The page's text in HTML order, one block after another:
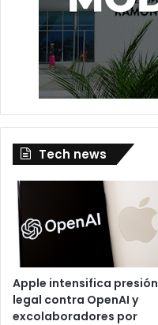
Tech news
Apple intensifica presión
legal contra OpenAI y
excolaboradores por